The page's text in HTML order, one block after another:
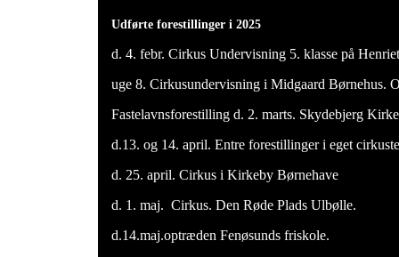
Udførte forestillinger i 2025
d. 4. febr. Cirkus Undervisning 5. klasse på
uge 8. Cirkusundervisning i Midgaard Børnehus.
Fastelavnsforestilling d. 2. marts. Skydebjerg
d.13. og 14. april. Entre forestillinger i eget
d. 25. april. Cirkus i Kirkeby Børnehave
d. 1. maj. Cirkus. Den Røde Plads Ulbølle.
d.14.maj.optræden Fenøsunds friskole.